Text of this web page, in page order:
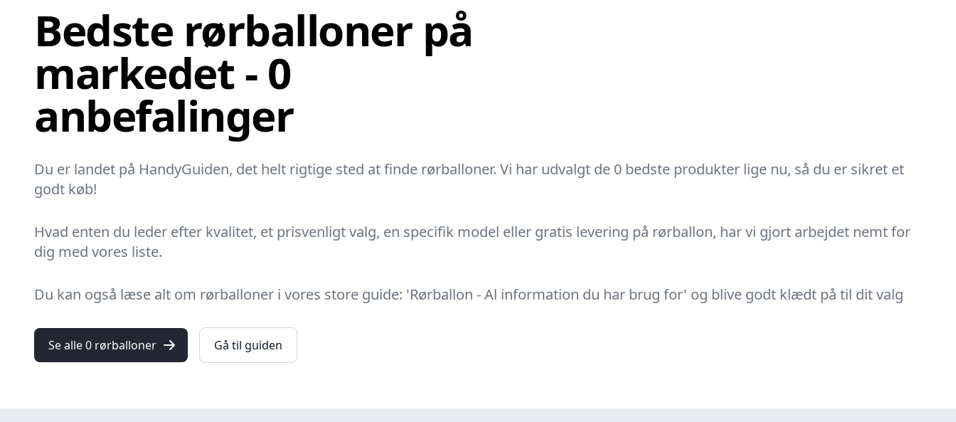
Bedste rørballoner på
markedet - 0
anbefalinger
Du er landet på HandyGuiden, det helt rigtige sted at finde rørballoner. Vi har udvalgt de 0 bedste produkter lige nu, så du er sikret et
godt køb!
Hvad enten du leder efter kvalitet, et prisvenligt valg, en specifik model eller gratis levering på rørballon, har vi gjort arbejdet nemt for
dig med vores liste.
Du kan også læse alt om rørballoner i vores store guide: 'Rørballon - Al information du har brug for' og blive godt klædt på til dit valg
Se alle 0 rørballoner Gå til guiden